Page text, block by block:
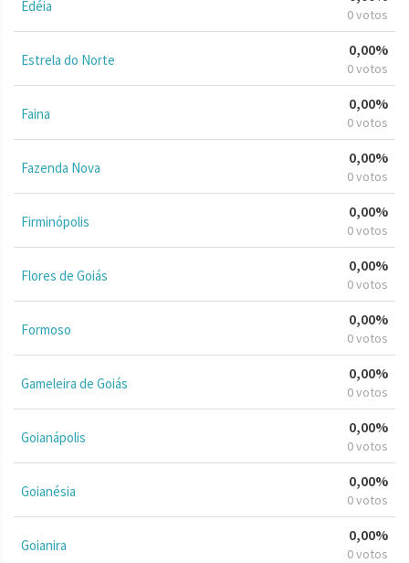
Edéia 0 votos
Estrela do Norte
0,00%
0 votos
Faina
0,00%
0 votos
Fazenda Nova
0,00%
0 votos
Firminópolis
0,00%
0 votos
Flores de Goiás
0,00%
0 votos
Formoso
0,00%
0 votos
Gameleira de Goiás
0,00%
0 votos
Goianápolis
0,00%
0 votos
Goianésia
0,00%
0 votos
Goianira
0,00%
0 votos